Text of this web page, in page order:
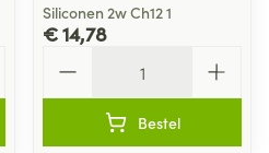
Siliconen 2w Ch12 1
€ 14,78
Bestel